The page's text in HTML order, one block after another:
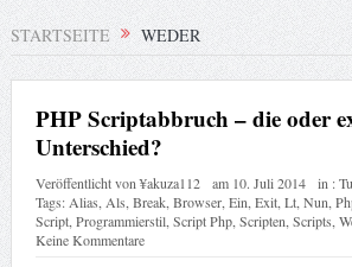
STARTSEITE WEDER
PHP Scriptabbruch – die oder
Unterschied?
Veröffentlicht von¥akuza112 am 10. Juli 2014 in :
Tags: Alias Als Break, Browser, Ein Exit, Lt, Nun
Script, Programmierstil, Script Php, Scripten Scripts
Keine Kommentare